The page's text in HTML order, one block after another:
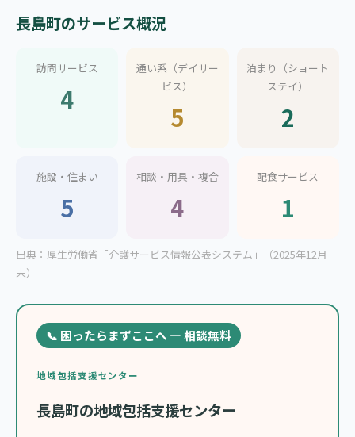
長島町のサービス概況
訪問サービス
4
通い系（デイサー
ビス）
5
泊まり（ショート
ステイ）
2
施設・住まい
5
相談・用具・複合
4
配食サービス
1
出典：厚生労働省「介護サービス情報公表システム」（2025年12月
末）
📞 困ったらまずここへ — 相談無料
地域包括支援センター
長島町の地域包括支援センター